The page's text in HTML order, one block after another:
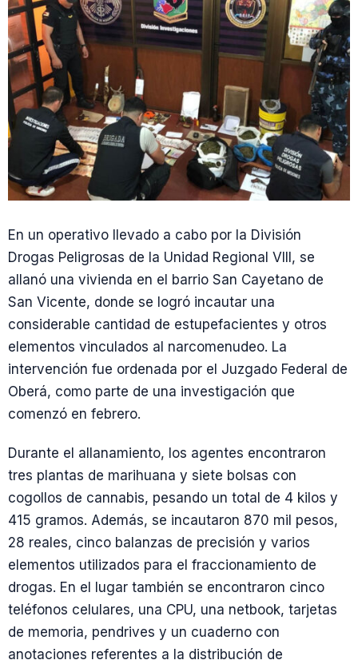
En un operativo llevado a cabo por la División
Drogas Peligrosas de la Unidad Regional VIII, se
allanó una vivienda en el barrio San Cayetano de
San Vicente, donde se logró incautar una
considerable cantidad de estupefacientes y otros
elementos vinculados al narcomenudeo. La
intervención fue ordenada por el Juzgado Federal de
Oberá, como parte de una investigación que
comenzó en febrero.
Durante el allanamiento, los agentes encontraron
tres plantas de marihuana y siete bolsas con
cogollos de cannabis, pesando un total de 4 kilos y
415 gramos. Además, se incautaron 870 mil pesos,
28 reales, cinco balanzas de precisión y varios
elementos utilizados para el fraccionamiento de
drogas. En el lugar también se encontraron cinco
teléfonos celulares, una CPU, una netbook, tarjetas
de memoria, pendrives y un cuaderno con
anotaciones referentes a la distribución de